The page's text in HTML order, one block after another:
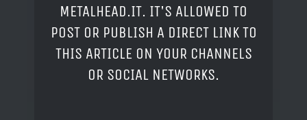
METALHEAD.IT. IT'S ALLOWED TO
POST OR PUBLISH A DIRECT LINK TO
THIS ARTICLE ON YOUR CHANNELS
OR SOCIAL NETWORKS.